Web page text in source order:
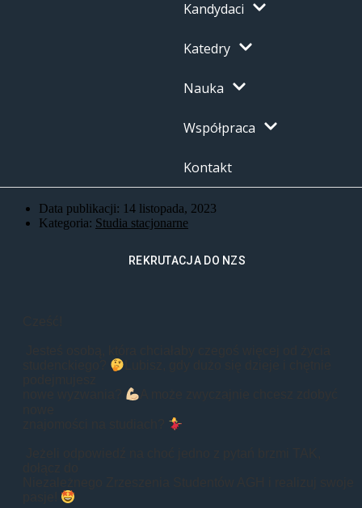
Kandydaci
Katedry
Nauka
Współpraca
Kontakt
Data publikacji: 14 listopada, 2023
Kategoria: Studia stacjonarne
REKRUTACJA DO NZS